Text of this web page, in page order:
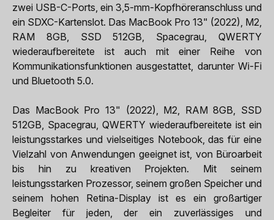
zwei USB-C-Ports, ein 3,5-mm-Kopfhöreranschluss und
ein SDXC-Kartenslot. Das MacBook Pro 13" (2022), M2,
RAM 8GB, SSD 512GB, Spacegrau, QWERTY
wiederaufbereitete ist auch mit einer Reihe von
Kommunikationsfunktionen ausgestattet, darunter Wi-Fi
und Bluetooth 5.0.
Das MacBook Pro 13" (2022), M2, RAM 8GB, SSD
512GB, Spacegrau, QWERTY wiederaufbereitete ist ein
leistungsstarkes und vielseitiges Notebook, das für eine
Vielzahl von Anwendungen geeignet ist, von Büroarbeit
bis hin zu kreativen Projekten. Mit seinem
leistungsstarken Prozessor, seinem großen Speicher und
seinem hohen Retina-Display ist es ein großartiger
Begleiter für jeden, der ein zuverlässiges und